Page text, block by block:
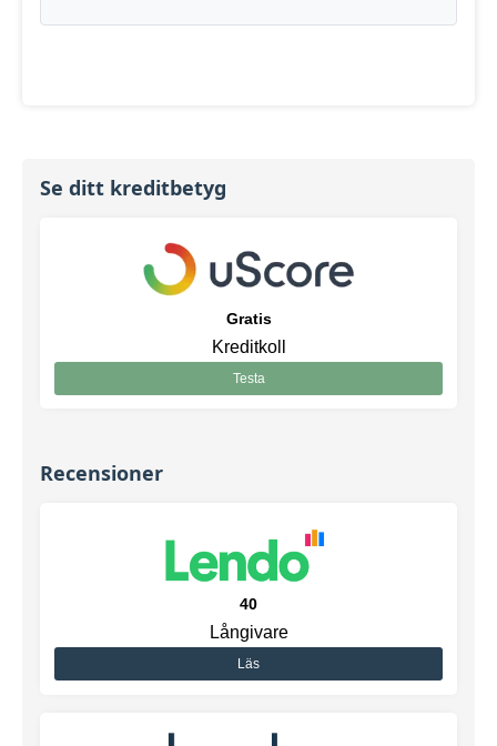
Se ditt kreditbetyg
Gratis
Kreditkoll
Testa
Recensioner
40
Långivare
Läs